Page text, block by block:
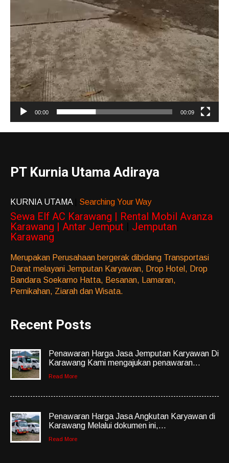
00:00 00:09
PT Kurnia Utama Adiraya
KURNIA UTAMA Searching Your Way
Sewa Elf AC Karawang | Rental Mobil Avanza
Karawang | Antar Jemput
Jemputan
Karawang
Merupakan Perusahaan bergerak dibidang Transportasi
Darat melayani Jemputan Karyawan, Drop Hotel, Drop
Bandara Soekarno Hatta, Besanan, Lamaran,
Pernikahan, Ziarah dan Wisata.
Recent Posts
Penawaran Harga Jasa Jemputan Karyawan Di
Karawang Kami mengajukan penawaran...
Read More
Penawaran Harga Jasa Angkutan Karyawan di
Karawang Melalui dokumen ini,...
Read More